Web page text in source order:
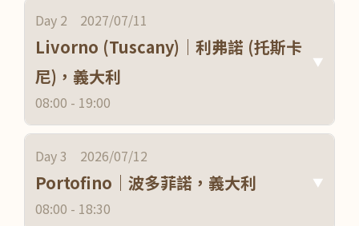
Day 2 2027/07/11
Livorno (Tuscany)｜利弗諾 (托斯卡
尼)，義大利
08:00 - 19:00
▼
Day 3 2026/07/12
Portofino｜波多菲諾，義大利
08:00 - 18:30
▼